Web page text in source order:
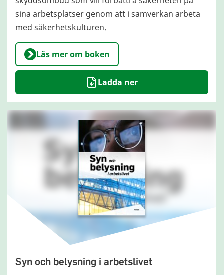
sina arbetsplatser genom att i samverkan arbeta
med säkerhetskulturen.
Läs mer om boken
Ladda ner
Syn och belysning i arbetslivet